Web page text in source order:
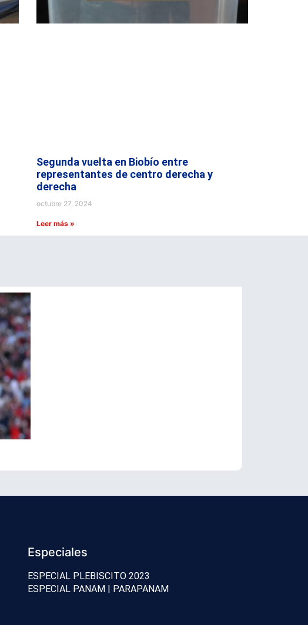
Segunda vuelta en Biobío entre
representantes de centro derecha y
derecha
octubre 27, 2024
Leer más »
Especiales
ESPECIAL PLEBISCITO 2023
ESPECIAL PANAM | PARAPANAM